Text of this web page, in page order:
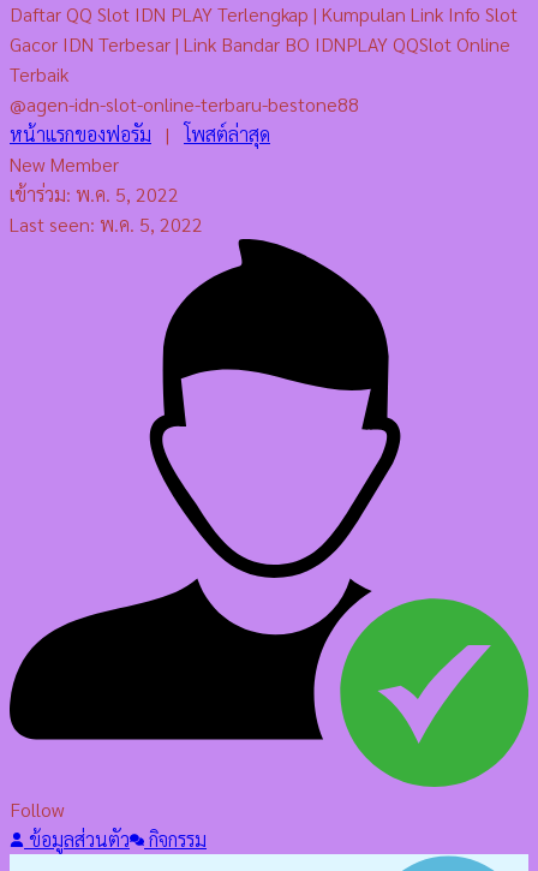
Daftar QQ Slot IDN PLAY Terlengkap | Kumpulan Link Info Slot
Gacor IDN Terbesar | Link Bandar BO IDNPLAY QQSlot Online
Terbaik
@agen-idn-slot-online-terbaru-bestone88
หน้าแรกของฟอรัม | โพสต์ล่าสุด
New Member
เข้าร่วม: พ.ค. 5, 2022
Last seen: พ.ค. 5, 2022
Follow
ข้อมูลส่วนตัว
กิจกรรม